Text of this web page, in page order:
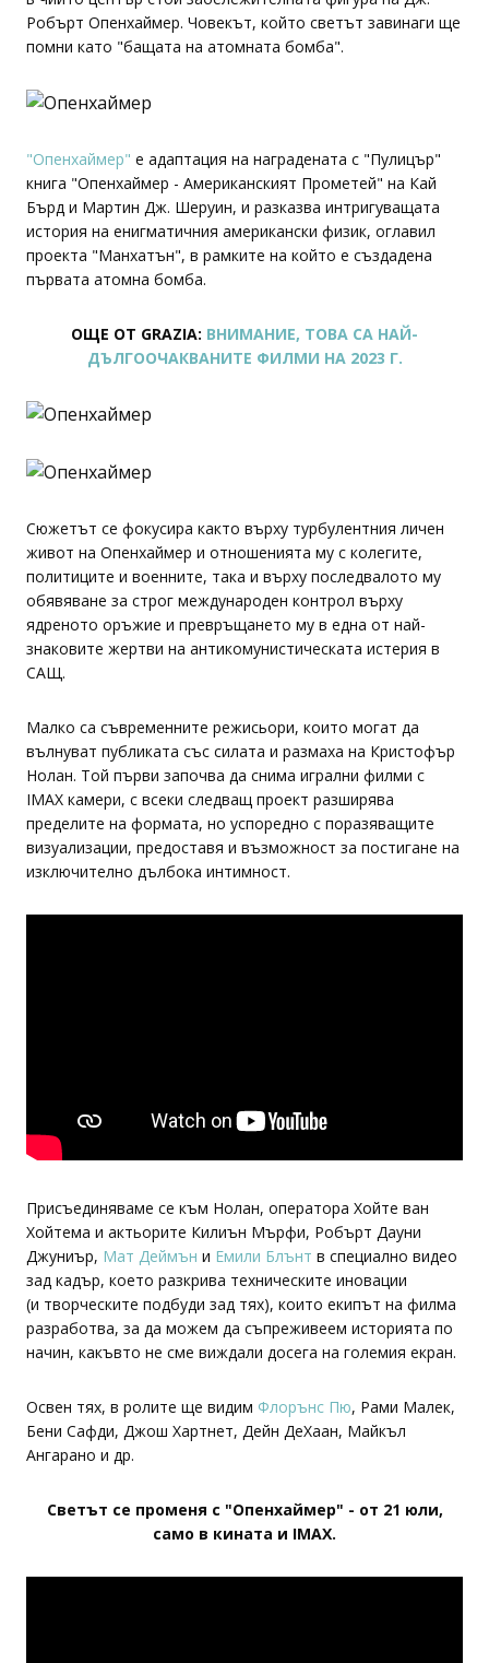
Робърт Опенхаймер. Човекът, който светът завинаги ще
помни като "бащата на атомната бомба".
"Опенхаймер" е адаптация на наградената с "Пулицър"
книга "Опенхаймер - Американският Прометей" на Кай
Бърд и Мартин Дж. Шеруин, и разказва интригуващата
история на енигматичния американски физик, оглавил
проекта "Манхатън", в рамките на който е създадена
първата атомна бомба.
ОЩЕ ОТ GRAZIA: ВНИМАНИЕ, ТОВА СА НАЙ-
ДЪЛГООЧАКВАНИТЕ ФИЛМИ НА 2023 Г.
Сюжетът се фокусира както върху турбулентния личен
живот на Опенхаймер и отношенията му с колегите,
политиците и военните, така и върху последвалото му
обявяване за строг международен контрол върху
ядреното оръжие и превръщането му в една от най-
знаковите жертви на антикомунистическата истерия в
САЩ.
Малко са съвременните режисьори, които могат да
вълнуват публиката със силата и размаха на Кристофър
Нолан. Той първи започва да снима игрални филми с
IMAX камери, с всеки следващ проект разширява
пределите на формата, но успоредно с поразяващите
визуализации, предоставя и възможност за постигане на
изключително дълбока интимност.
Присъединяваме се към Нолан, оператора Хойте ван
Хойтема и актьорите Килиън Мърфи, Робърт Дауни
Джуниър, Мат Деймън и Емили Блънт в специално видео
зад кадър, което разкрива техническите иновации
(и творческите подбуди зад тях), които екипът на филма
разработва, за да можем да съпреживеем историята по
начин, какъвто не сме виждали досега на големия екран.
Освен тях, в ролите ще видим Флорънс Пю, Рами Малек,
Бени Сафди, Джош Хартнет, Дейн ДеХаан, Майкъл
Ангарано и др.
Светът се променя с "Опенхаймер" - от 21 юли,
само в кината и IMAX.